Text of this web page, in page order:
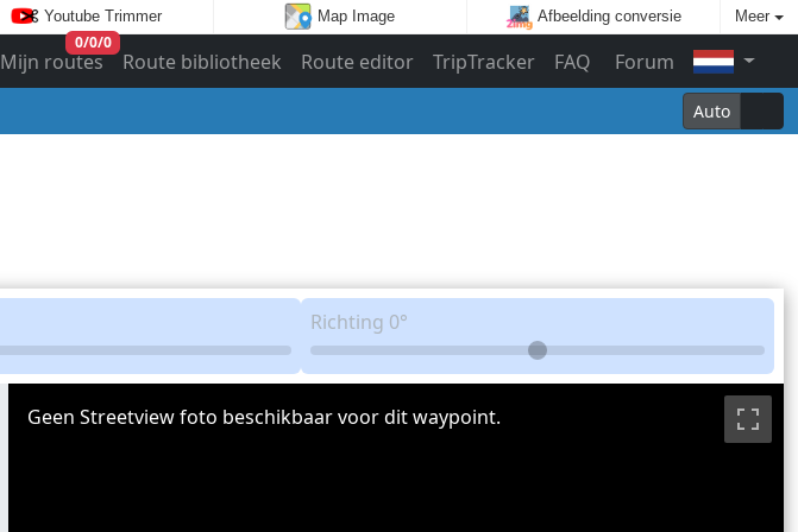
Youtube Trimmer Map Image Afbeelding conversie Meer
Mijn routes
0/0/0
Route bibliotheek Route editor TripTracker FAQ
Forum
Auto
Richting 0°
Geen Streetview foto beschikbaar voor dit waypoint.